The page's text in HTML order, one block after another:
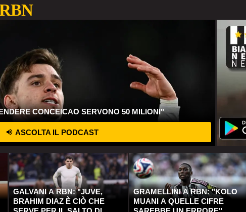
CONCEICAO SERVONO 50 MILIONI"
ASCOLTA IL PODCAST
GALVANI A RBN: "JUVE,
BRAHIM DIAZ È CIÒ CHE
GRAMELLINI A RBN: "KOLO
MUANI A QUELLE CIFRE